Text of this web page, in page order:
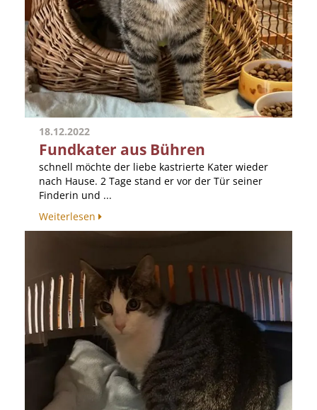
18.12.2022
Fundkater aus Bühren
schnell möchte der liebe kastrierte Kater wieder
nach Hause. 2 Tage stand er vor der Tür seiner
Finderin und ...
Weiterlesen